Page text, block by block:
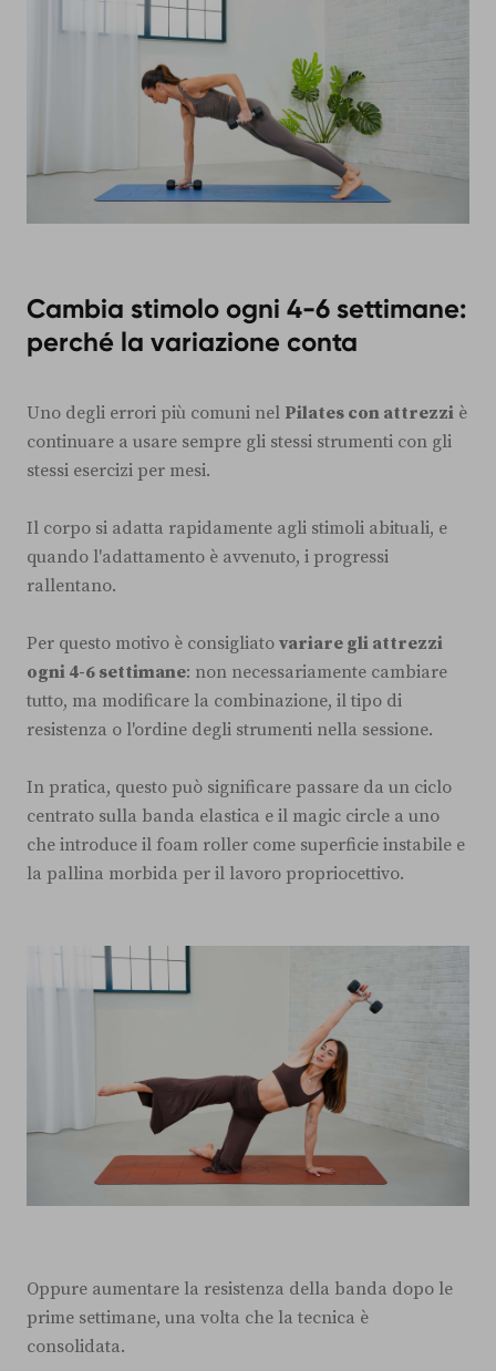
Cambia stimolo ogni 4-6 settimane:
perché la variazione conta
Uno degli errori più comuni nel Pilates con attrezzi è
continuare a usare sempre gli stessi strumenti con gli
stessi esercizi per mesi.
Il corpo si adatta rapidamente agli stimoli abituali, e
quando l'adattamento è avvenuto, i progressi
rallentano.
Per questo motivo è consigliato variare gli attrezzi
ogni 4-6 settimane: non necessariamente cambiare
tutto, ma modificare la combinazione, il tipo di
resistenza o l'ordine degli strumenti nella sessione.
In pratica, questo può significare passare da un ciclo
centrato sulla banda elastica e il magic circle a uno
che introduce il foam roller come superficie instabile e
la pallina morbida per il lavoro propriocettivo.
Oppure aumentare la resistenza della banda dopo le
prime settimane, una volta che la tecnica è
consolidata.